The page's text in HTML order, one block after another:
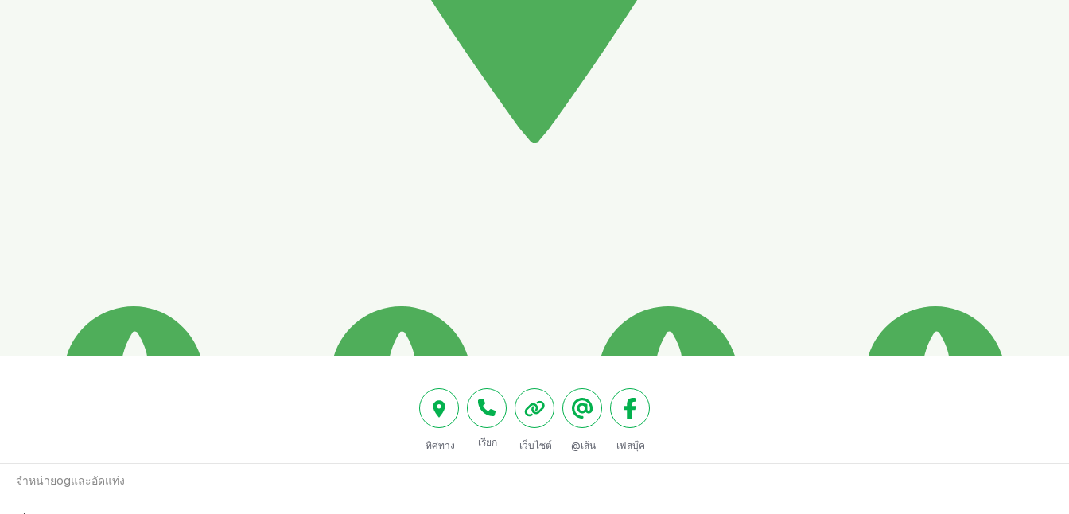
ทิศทาง เรียก เว็บไซต์ @เส้น เฟสบุ๊ค
จำหน่ายogและอัดแท่ง